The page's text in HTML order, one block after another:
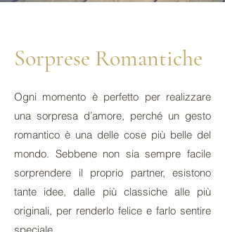
Sorprese Romantiche
Ogni momento è perfetto per realizzare
una sorpresa d’amore, perché un gesto
romantico è una delle cose più belle del
mondo. Sebbene non sia sempre facile
sorprendere il proprio partner, esistono
tante idee, dalle più classiche alle più
originali, per renderlo felice e farlo sentire